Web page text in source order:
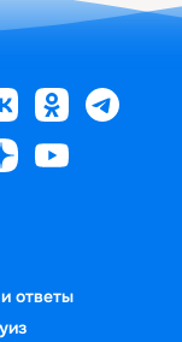
ответы